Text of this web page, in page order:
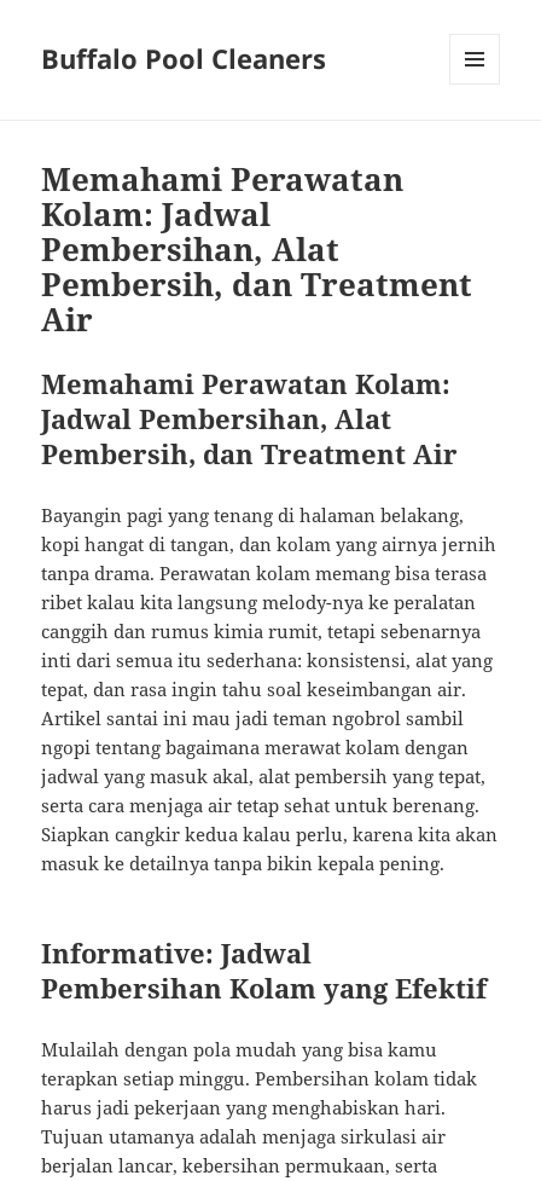
Buffalo Pool Cleaners
Memahami Perawatan
Kolam: Jadwal
Pembersihan, Alat
Pembersih, dan Treatment
Air
Memahami Perawatan Kolam:
Jadwal Pembersihan, Alat
Pembersih, dan Treatment Air
Bayangin pagi yang tenang di halaman belakang,
kopi hangat di tangan, dan kolam yang airnya jernih
tanpa drama. Perawatan kolam memang bisa terasa
ribet kalau kita langsung melody-nya ke peralatan
canggih dan rumus kimia rumit, tetapi sebenarnya
inti dari semua itu sederhana: konsistensi, alat yang
tepat, dan rasa ingin tahu soal keseimbangan air.
Artikel santai ini mau jadi teman ngobrol sambil
ngopi tentang bagaimana merawat kolam dengan
jadwal yang masuk akal, alat pembersih yang tepat,
serta cara menjaga air tetap sehat untuk berenang.
Siapkan cangkir kedua kalau perlu, karena kita akan
masuk ke detailnya tanpa bikin kepala pening.
Informative: Jadwal
Pembersihan Kolam yang Efektif
Mulailah dengan pola mudah yang bisa kamu
terapkan setiap minggu. Pembersihan kolam tidak
harus jadi pekerjaan yang menghabiskan hari.
Tujuan utamanya adalah menjaga sirkulasi air
berjalan lancar, kebersihan permukaan, serta